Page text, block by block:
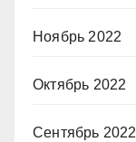
Ноябрь 2022
Октябрь 2022
Сентябрь 2022